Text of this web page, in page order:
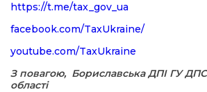
https://t.me/tax_gov_ua
facebook.com/TaxUkraine/
youtube.com/TaxUkraine
З повагою, Бориславська ДПІ ГУ ДПС
області